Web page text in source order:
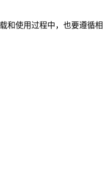
和使用过程中，也要遵循相